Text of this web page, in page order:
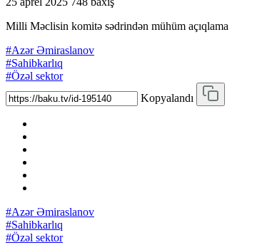
Milli Məclisin komitə sədrindən mühüm açıqlama
#Azər Əmiraslanov
#Sahibkarlıq
#Özəl sektor
Kopyalandı
#Azər Əmiraslanov
#Sahibkarlıq
#Özəl sektor